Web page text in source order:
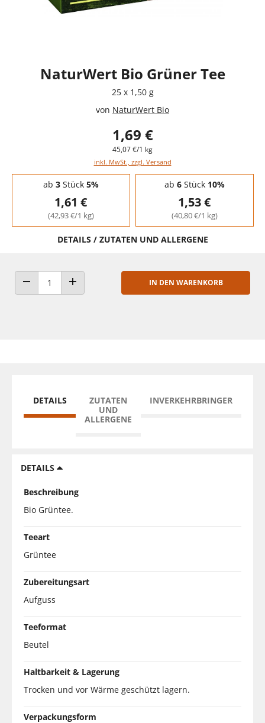
NaturWert Bio Grüner Tee
25 x 1,50 g
von NaturWert Bio
1,69 €
45,07 €/1 kg
inkl. MwSt., zzgl. Versand
Staffelpreise - Mengenrabatt
ab 3Stück 5%
1,61 €
(42,93 €/1 kg)
ab 6Stück 10%
1,53 €
(40,80 €/1 kg)
DETAILS / ZUTATEN UND ALLERGENE
ANZAHL VERRINGERNANZAHL ERHÖHEN
IN DEN WARENKORB
DETAILS
ZUTATEN
UND
ALLERGENE
INVERKEHRBRINGER
DETAILS
Beschreibung
Bio Grüntee.
Teeart
Grüntee
Zubereitungsart
Aufguss
Teeformat
Beutel
Haltbarkeit & Lagerung
Trocken und vor Wärme geschützt lagern.
Verpackungsform